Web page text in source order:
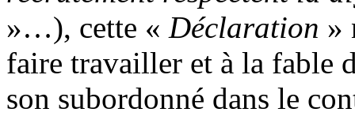
»…), cette « Déclaration »
faire travailler et à la fable
son subordonné dans le